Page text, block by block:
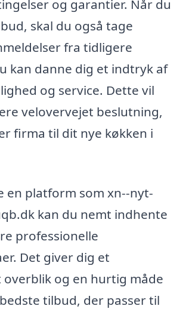
og garantier. Når du
skal du også tage
fra tidligere
kan danne dig et indtryk af
og service. Dette vil
velovervejet beslutning,
firma til dit nye køkken i
en platform som xn--nyt-
kan du nemt indhente
professionelle
Det giver dig et
og en hurtig måde
tilbud, der passer til